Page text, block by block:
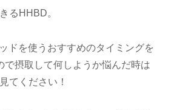
るHHBD。
ドを使うおすすめのタイミングを
で摂取して何しようか悩んだ時は
てください！